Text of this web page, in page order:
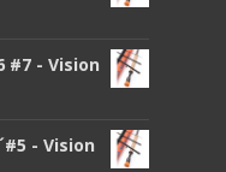
#7 - Vision
- Vision